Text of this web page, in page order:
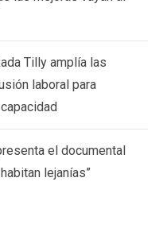
Tilly amplía las
laboral para
el documental
lejanías”